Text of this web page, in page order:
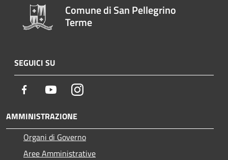
Comune di San Pellegrino
Terme
SEGUICI SU
Facebook YoutubeInstagram
AMMINISTRAZIONE
Organi di Governo
Aree Amministrative